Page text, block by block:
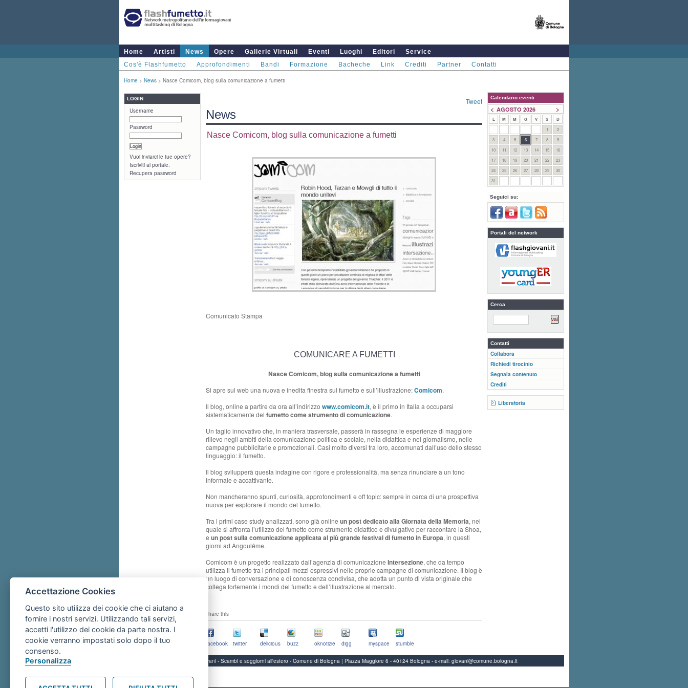
Home Artisti News Opere Gallerie Virtuali Eventi Luoghi Editori
Service
Cos'è Flashfumetto
Approfondimenti Bandi Formazione Bacheche Link Crediti Partner Contatti
Home > News > Nasce Comicom, blog sulla comunicazione a fumetti
LOGIN
Username
Password
Vuoi inviarci le tue opere?
Iscriviti al portale.
Recupera password
Tweet
News
Nasce Comicom, blog sulla comunicazione a fumetti
Comunicato Stampa
COMUNICARE A FUMETTI
Nasce Comicom, blog sulla comunicazione a fumetti
Si apre sul web una nuova e inedita finestra sul fumetto e sull’illustrazione:Comicom.
Il blog, online a partire da ora all’indirizzo www.comicom.it, è il primo in Italia a occuparsi
sistematicamente del fumetto come strumento di comunicazione.
Un taglio innovativo che, in maniera trasversale, passerà in rassegna le esperienze di maggiore
rilievo negli ambiti della comunicazione politica e sociale, nella didattica e nel giornalismo, nelle
campagne pubblicitarie e promozionali. Casi molto diversi tra loro, accomunati dall’uso dello stesso
linguaggio: il fumetto.
Il blog svilupperà questa indagine con rigore e professionalità, ma senza rinunciare a un tono
informale e accattivante.
Non mancheranno spunti, curiosità, approfondimenti e off topic: sempre in cerca di una prospettiva
nuova per esplorare il mondo del fumetto.
Tra i primi case study analizzati, sono già online un post dedicato alla Giornata della Memoria, nel
quale si affronta l’utilizzo del fumetto come strumento didattico e divulgativo per raccontare la Shoa,
e un post sulla comunicazione applicata al più grande festival di fumetto in Europa, in questi
giorni ad Angoulême.
Comicom è un progetto realizzato dall’agenzia di comunicazione Intersezione, che da tempo
utilizza il fumetto tra i principali mezzi espressivi nelle proprie campagne di comunicazione. Il blog è
un luogo di conversazione e di conoscenza condivisa, che adotta un punto di vista originale che
collega fortemente i mondi del fumetto e dell’illustrazione al mercato.
share this
facebook twitter delicious buzz oknotizie digg myspace stumble
Calendario eventi
>
< AGOSTO 2026
L M M G V S
D
1
2
3
4 5 6 7 8
9
10
11 12 13 14 15
16
17
18 19 20 21 22
23
24
25 26 27 28 29
30
31
Seguici su:
Portali del network
Cerca
Contatti
Collabora
Richiedi tirocinio
Segnala contenuto
Crediti
Liberatoria
Servizi per i giovani - Scambi e soggiorni all'estero - Comune di Bologna | Piazza Maggiore 6 - 40124 Bologna - e-mail: giovani@comune.bologna.it
Accettazione Cookies
Questo sito utilizza dei cookie che ci aiutano a
fornire i nostri servizi. Utilizzando tali servizi,
accetti l'utilizzo dei cookie da parte nostra. I
cookie verranno impostati solo dopo il tuo
consenso.
Personalizza